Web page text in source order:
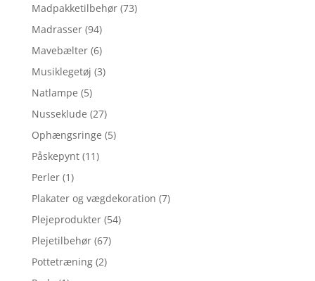
Madpakketilbehør (73)
Madrasser (94)
Mavebælter (6)
Musiklegetøj (3)
Natlampe (5)
Nusseklude (27)
Ophængsringe (5)
Påskepynt (11)
Perler (1)
Plakater og vægdekoration (7)
Plejeprodukter (54)
Plejetilbehør (67)
Pottetræning (2)